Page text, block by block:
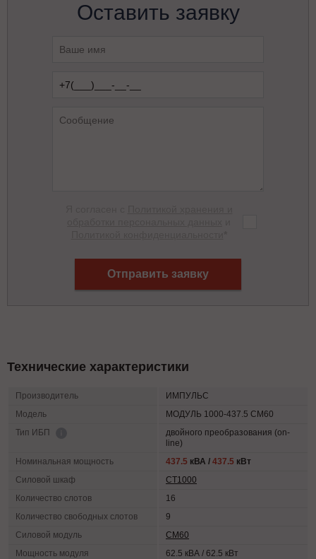
Оставить заявку
Отправить заявку
Технические характеристики
Производитель
ИМПУЛЬС
Модель
МОДУЛЬ 1000-437.5 СМ60
Тип ИБП
двойного преобразования (on-
line)
Номинальная мощность
437.5 кВА / 437.5 кВт
Силовой шкаф
СТ1000
Количество слотов
16
Количество свободных слотов
9
Силовой модуль
СМ60
Мощность модуля
62.5 кВА / 62.5 кВт